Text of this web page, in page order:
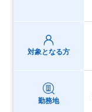
対象となる方
勤務地